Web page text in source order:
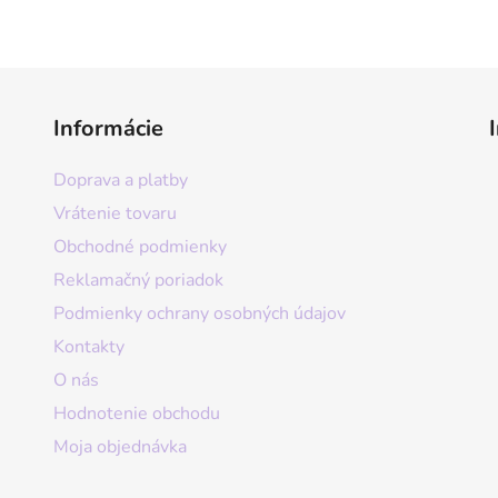
Informácie
Doprava a platby
Vrátenie tovaru
Obchodné podmienky
Reklamačný poriadok
Podmienky ochrany osobných údajov
Kontakty
O nás
Hodnotenie obchodu
Moja objednávka